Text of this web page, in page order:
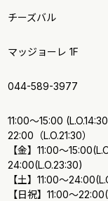
チーズバル
マッジョーレ 1F
044-589-3977
11:00～15:00
22:00（L.O.21:30）
【金】11:00～
24:00(L.O.23:30)
【土】11:00～
【日祝】11:00～